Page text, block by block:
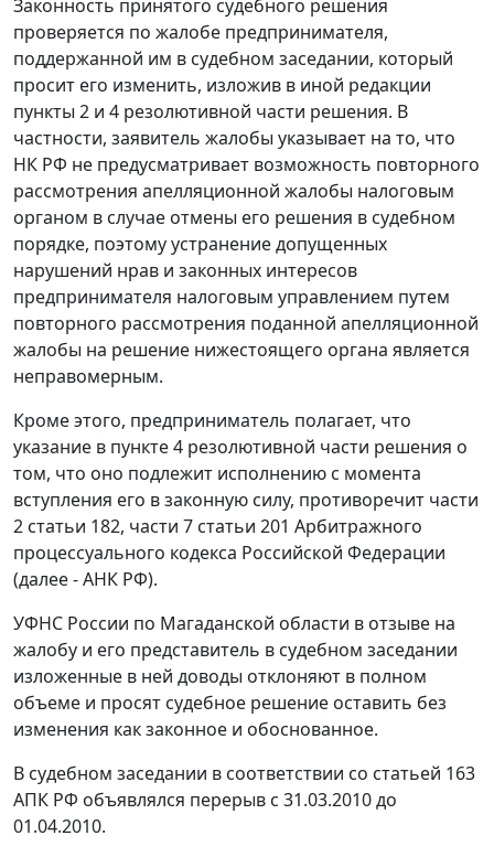
Законность принятого судебного решения
проверяется по жалобе предпринимателя,
поддержанной им в судебном заседании, который
просит его изменить, изложив в иной редакции
пункты 2 и 4 резолютивной части решения. В
частности, заявитель жалобы указывает на то, что
НК РФ не предусматривает возможность повторного
рассмотрения апелляционной жалобы налоговым
органом в случае отмены его решения в судебном
порядке, поэтому устранение допущенных
нарушений нрав и законных интересов
предпринимателя налоговым управлением путем
повторного рассмотрения поданной апелляционной
жалобы на решение нижестоящего органа является
неправомерным.
Кроме этого, предприниматель полагает, что
указание в пункте 4 резолютивной части решения о
том, что оно подлежит исполнению с момента
вступления его в законную силу, противоречит части
2 статьи 182, части 7 статьи 201 Арбитражного
процессуального кодекса Российской Федерации
(далее - АНК РФ).
УФНС России по Магаданской области в отзыве на
жалобу и его представитель в судебном заседании
изложенные в ней доводы отклоняют в полном
объеме и просят судебное решение оставить без
изменения как законное и обоснованное.
В судебном заседании в соответствии со статьей 163
АПК РФ объявлялся перерыв с 31.03.2010 до
01.04.2010.